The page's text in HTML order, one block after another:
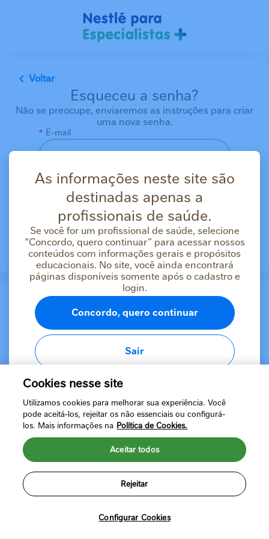
Voltar
Esqueceu a senha?
Não se preocupe, enviaremos as instruções para criar
uma nova senha.
E-mail
Enviar código
As informações neste site são
destinadas apenas a
profissionais de saúde.
Se você for um profissional de saúde, selecione
“Concordo, quero continuar” para acessar nossos
conteúdos com informações gerais e propósitos
educacionais. No site, você ainda encontrará
páginas disponíveis somente após o cadastro e
login.
Concordo, quero continuar
Sair
Política de Privacidade
©2024 Nestlé Brasil Ltda. Todos os direitos reservados. Marcas
Cookies nesse site
Utilizamos cookies para melhorar sua experiência. Você
pode aceitá-los, rejeitar os não essenciais ou configurá-
los. Mais informações na Política de Cookies.
Configurar Cookies
Rejeitar
Aceitar todos